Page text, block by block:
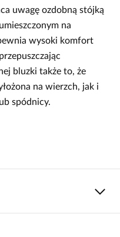
uwagę ozdobną stójką
na
wysoki komfort
bluzki także to, że
na wierzch, jak i
spódnicy.